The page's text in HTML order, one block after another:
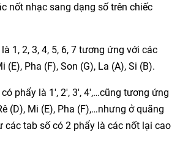
nốt nhạc sang dạng số trên chiếc
1, 2, 3, 4, 5, 6, 7 tương ứng với các
(E), Pha (F), Son (G), La (A), Si (B).
phẩy là 1′, 2′, 3′, 4′,…cũng tương ứng
(D), Mi (E), Pha (F),…nhưng ở quãng
các tab số có 2 phẩy là các nốt lại cao